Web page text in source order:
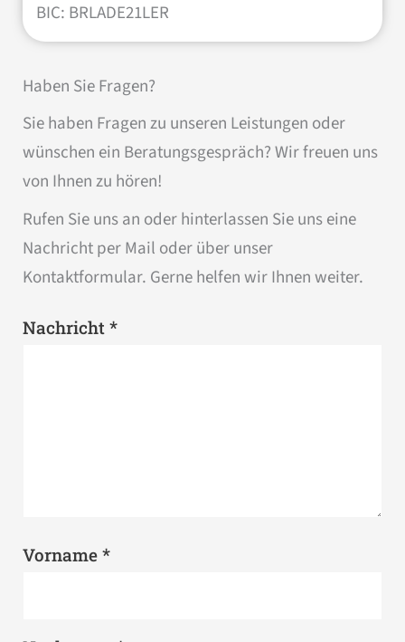
BIC: BRLADE21LER
Haben Sie Fragen?
Sie haben Fragen zu unseren Leistungen oder
wünschen ein Beratungsgespräch? Wir freuen uns
von Ihnen zu hören!
Rufen Sie uns an oder hinterlassen Sie uns eine
Nachricht per Mail oder über unser
Kontaktformular. Gerne helfen wir Ihnen weiter.
Nachricht *
Vorname *